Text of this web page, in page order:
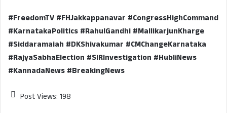
#FreedomTV #FHJakkappanavar #CongressHighCommand
#KarnatakaPolitics #RahulGandhi #MallikarjunKharge
#Siddaramaiah #DKShivakumar #CMChangeKarnataka
#RajyaSabhaElection #SIRInvestigation #HubliNews
#KannadaNews #BreakingNews
Post Views: 198